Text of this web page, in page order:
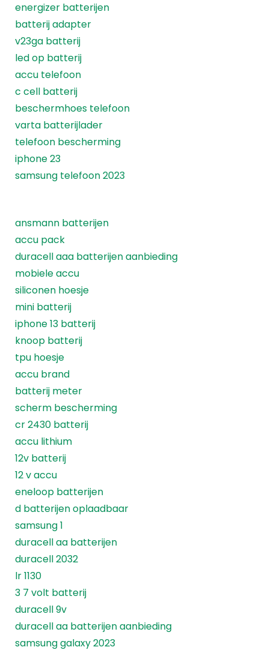
energizer batterijen
batterij adapter
v23ga batterij
led op batterij
accu telefoon
c cell batterij
beschermhoes telefoon
varta batterijlader
telefoon bescherming
iphone 23
samsung telefoon 2023
ansmann batterijen
accu pack
duracell aaa batterijen aanbieding
mobiele accu
siliconen hoesje
mini batterij
iphone 13 batterij
knoop batterij
tpu hoesje
accu brand
batterij meter
scherm bescherming
cr 2430 batterij
accu lithium
12v batterij
12 v accu
eneloop batterijen
d batterijen oplaadbaar
samsung 1
duracell aa batterijen
duracell 2032
lr 1130
3 7 volt batterij
duracell 9v
duracell aa batterijen aanbieding
samsung galaxy 2023